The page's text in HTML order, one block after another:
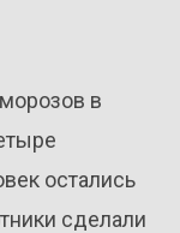
в
остались
сделали